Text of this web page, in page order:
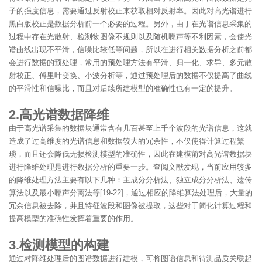
子的强度信息，需要通过反射校正来获取相对反射率。因此对高光谱进行
黑白版校正是数据分析前一个必要的过程。另外，由于在光谱信息采集的
过程中存在光散射、检测物图像不规则以及随机噪声等不利因素，会使光
谱曲线出现不平滑，信噪比较低等问题，所以在进行相关数据分析之前都
会进行数据的预处理，常用的预处理方法有平滑、归一化、求导、多元散
射校正、傅里叶变换、小波分析等，通过预处理后的数据不仅提高了曲线
的平滑性和信噪比，而且对后续所建模型的准确性也有一定的提升。
2.高光谱数据降维
由于高光谱采集的数据块通常含有几百甚至上千个波段的光谱信息，这就
造成了过高维度的光谱信息和数据较大的冗余性，不仅使得计算过程繁
琐，而且还会降低无损检测模型的准确性，因此在建模前对高光谱数据块
进行降维处理是进行数据分析的重要一步。查阅文献发现，当前应用较多
的降维处理方法主要有以下几种：主成分分析法、独立成分分析法、遗传
算法以及最小噪声分离法等[19-22]，通过相应的降维算法处理后，大量的
冗余信息被去除，并且特征波段和图像被提取，这些对于简化计算过程和
提高模型的准确性发挥着重要的作用。
3.检测模型的构建
通过对降维处理后的图谱数据进行建模，可将图谱信息和待测品质关联起